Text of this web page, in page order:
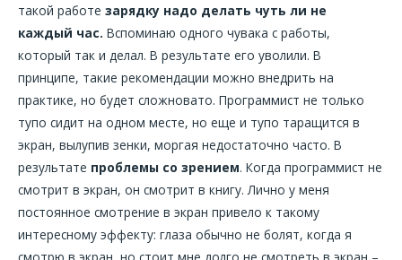
такой работе зарядку надо делать чуть ли не
каждый час. Вспоминаю одного чувака с работы,
который так и делал. В результате его уволили. В
принципе, такие рекомендации можно внедрить на
практике, но будет сложновато. Программист не только
тупо сидит на одном месте, но еще и тупо таращится в
экран, вылупив зенки, моргая недостаточно часто. В
результате проблемы со зрением. Когда программист не
смотрит в экран, он смотрит в книгу. Лично у меня
постоянное смотрение в экран привело к такому
интересному эффекту: глаза обычно не болят, когда я
смотрю в экран, но стоит мне долго не смотреть в экран –